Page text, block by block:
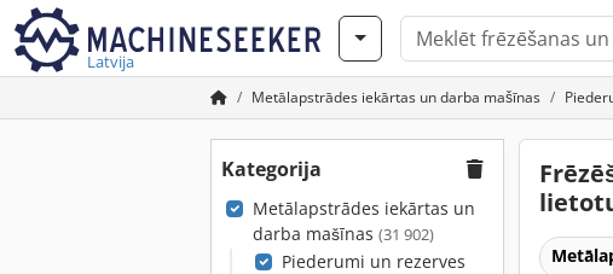
Latvija
Metālapstrādes iekārtas un darba mašīnas
Kategorija
Metālapstrādes iekārtas un
darba mašīnas (31 902)
Piederumi un rezerves